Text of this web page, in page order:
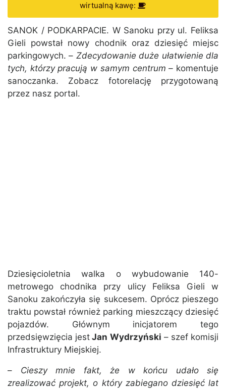
wirtualną kawę:
SANOK / PODKARPACIE. W Sanoku przy ul. Feliksa
Gieli powstał nowy chodnik oraz dziesięć miejsc
parkingowych. – Zdecydowanie duże ułatwienie dla
tych, którzy pracują w samym centrum – komentuje
sanoczanka. Zobacz fotorelację przygotowaną
przez nasz portal.
Dziesięcioletnia walka o wybudowanie 140-
metrowego chodnika przy ulicy Feliksa Gieli w
Sanoku zakończyła się sukcesem. Oprócz pieszego
traktu powstał również parking mieszczący dziesięć
pojazdów. Głównym inicjatorem tego
przedsięwzięcia jest Jan Wydrzyński – szef komisji
Infrastruktury Miejskiej.
– Cieszy mnie fakt, że w końcu udało się
zrealizować projekt, o który zabiegano dziesięć lat